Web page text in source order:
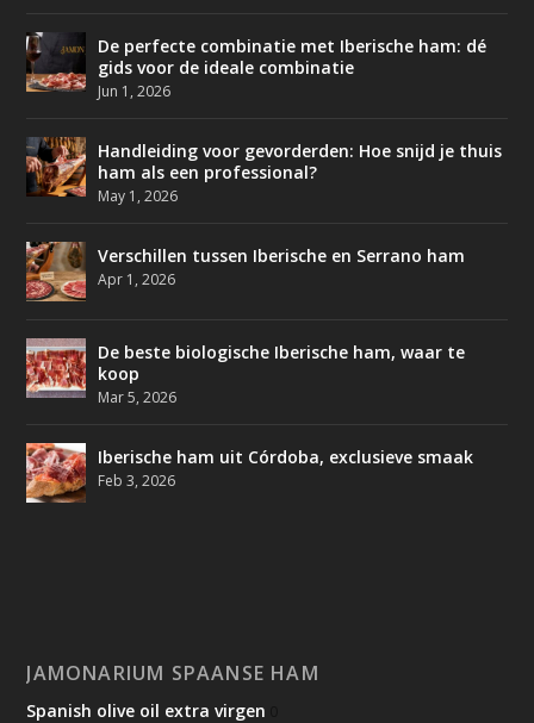
De perfecte combinatie met Iberische ham: dé
gids voor de ideale combinatie
Jun 1, 2026
Handleiding voor gevorderden: Hoe snijd je thuis
ham als een professional?
May 1, 2026
Verschillen tussen Iberische en Serrano ham
Apr 1, 2026
De beste biologische Iberische ham, waar te
koop
Mar 5, 2026
Iberische ham uit Córdoba, exclusieve smaak
Feb 3, 2026
JAMONARIUM SPAANSE HAM
Spanish olive oil extra virgen